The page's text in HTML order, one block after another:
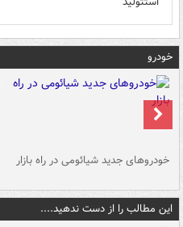
خودرو
خودروهای جدید شیائومی در راه بازار
این مطالب را از دست ندهید....